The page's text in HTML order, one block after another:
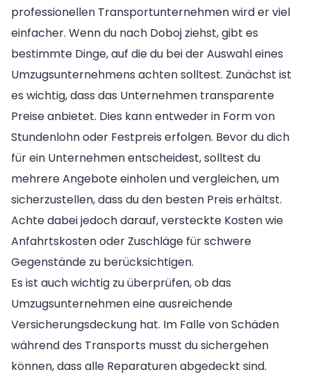
professionellen Transportunternehmen wird er viel
einfacher. Wenn du nach Doboj ziehst, gibt es
bestimmte Dinge, auf die du bei der Auswahl eines
Umzugsunternehmens achten solltest. Zunächst ist
es wichtig, dass das Unternehmen transparente
Preise anbietet. Dies kann entweder in Form von
Stundenlohn oder Festpreis erfolgen. Bevor du dich
für ein Unternehmen entscheidest, solltest du
mehrere Angebote einholen und vergleichen, um
sicherzustellen, dass du den besten Preis erhältst.
Achte dabei jedoch darauf, versteckte Kosten wie
Anfahrtskosten oder Zuschläge für schwere
Gegenstände zu berücksichtigen.
Es ist auch wichtig zu überprüfen, ob das
Umzugsunternehmen eine ausreichende
Versicherungsdeckung hat. Im Falle von Schäden
während des Transports musst du sichergehen
können, dass alle Reparaturen abgedeckt sind.